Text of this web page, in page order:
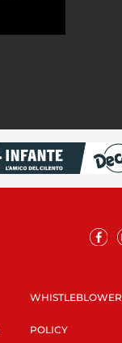
WHISTLEBLOWER
POLICY